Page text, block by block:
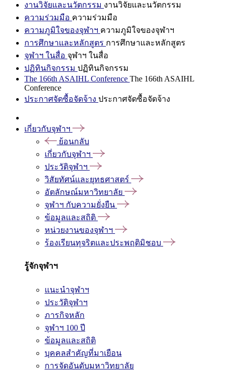
งานวิจัยและนวัตกรรม งานวิจัยและนวัตกรรม
ความร่วมมือ ความร่วมมือ
ความภูมิใจของจุฬาฯ ความภูมิใจของจุฬาฯ
การศึกษาและหลักสูตร การศึกษาและหลักสูตร
จุฬาฯ ในสื่อ จุฬาฯ ในสื่อ
ปฏิทินกิจกรรม ปฏิทินกิจกรรม
The 166th ASAIHL Conference The 166th ASAIHL
Conference
ประกาศจัดซื้อจัดจ้าง ประกาศจัดซื้อจัดจ้าง
เกี่ยวกับจุฬาฯ
ย้อนกลับ
เกี่ยวกับจุฬาฯ
ประวัติจุฬาฯ
วิสัยทัศน์และยุทธศาสตร์
อัตลักษณ์มหาวิทยาลัย
จุฬาฯ กับความยั่งยืน
ข้อมูลและสถิติ
หน่วยงานของจุฬาฯ
ร้องเรียนทุจริตและประพฤติมิชอบ
รู้จักจุฬาฯ
แนะนำจุฬาฯ
ประวัติจุฬาฯ
ภารกิจหลัก
จุฬาฯ 100 ปี
ข้อมูลและสถิติ
บุคคลสำคัญที่มาเยือน
การจัดอันดับมหาวิทยาลัย